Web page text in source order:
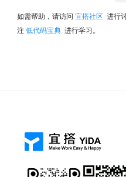
如需帮助，请访问 宜搭社区 进行
注 低代码宝典 进行学习。